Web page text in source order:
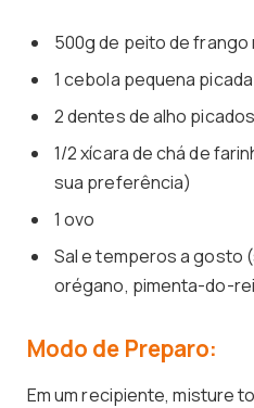
500g de peito de frango
1 cebola pequena picada
2 dentes de alho picados
1/2 xícara de chá de
sua preferência)
1 ovo
Sal e temperos a gosto
orégano, pimenta-do-
Modo de Preparo:
Em um recipiente, misture